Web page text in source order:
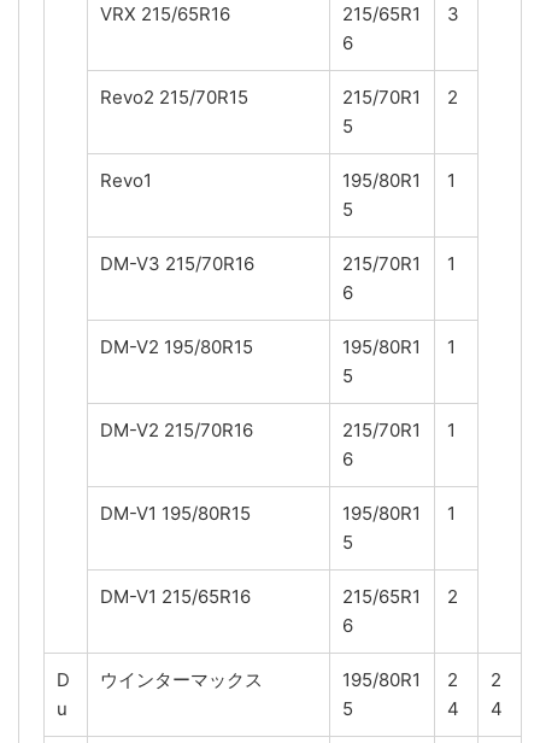
VRX 215/65R16
215/65R1
6
3
Revo2 215/70R15
215/70R1
5
2
Revo1
195/80R1
5
1
DM-V3 215/70R16
215/70R1
6
1
DM-V2 195/80R15
195/80R1
5
1
DM-V2 215/70R16
215/70R1
6
1
DM-V1 195/80R15
195/80R1
5
1
DM-V1 215/65R16
215/65R1
6
2
D
u
ウインターマックス
195/80R1
5
2
4
2
4